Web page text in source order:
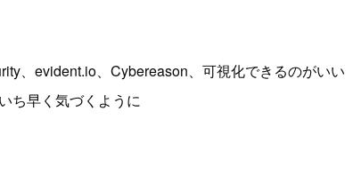
、evident.io、Cybereason、可視化できるのがいい
ち早く気づくように